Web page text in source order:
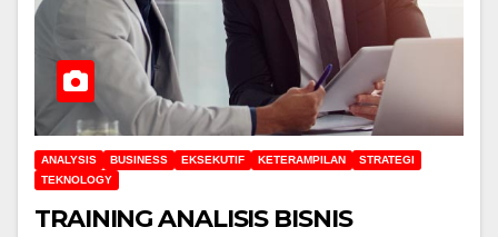
ANALYSIS BUSINESS EKSEKUTIF KETERAMPILAN
STRATEGI
TEKNOLOGY
TRAINING ANALISIS BISNIS